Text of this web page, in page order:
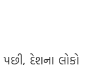
દેશના લોકો